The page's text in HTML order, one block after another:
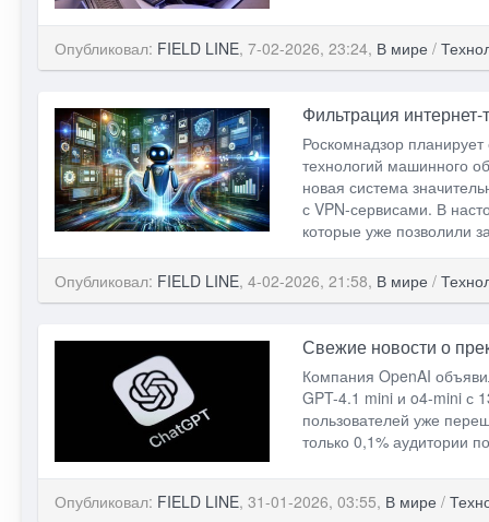
Опубликовал: FIELD LINE, 7-02-2026, 23:24, В мире /
Фильтрация
Роскомнадзор
технологий машинного
новая система
с VPN-сервисами. В
которые уже позволили
Опубликовал: FIELD LINE, 4-02-2026, 21:58, В мире /
Свежие новости о
Компания OpenAI
GPT-4.1 mini и o4-mini с
пользователей уже
только 0,1% аудитории
Опубликовал: FIELD LINE, 31-01-2026, 03:55, В мире /